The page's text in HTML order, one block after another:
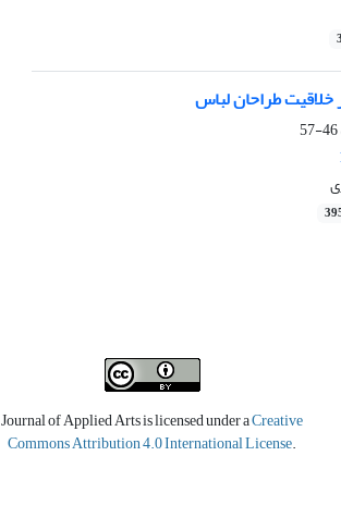
طراحان لباس
46-57
Journal of Applied Arts is licensed under aCreative
Commons Attribution 4.0 International License.